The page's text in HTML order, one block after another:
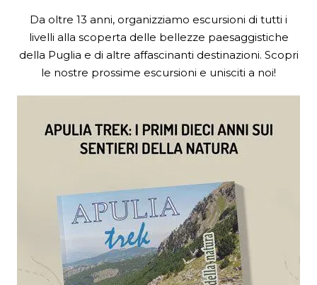
Da oltre 13 anni, organizziamo escursioni di tutti i
livelli alla scoperta delle bellezze paesaggistiche
della Puglia e di altre affascinanti destinazioni. Scopri
le nostre prossime escursioni e unisciti a noi!